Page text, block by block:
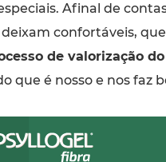
Afinal de
confortáveis,
de valorização
que é nosso e nos faz